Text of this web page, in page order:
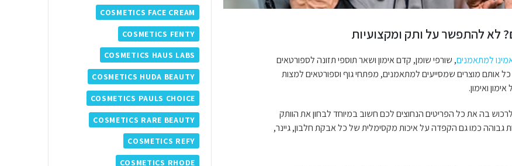
לא להתפשר על ותק ומקצועיות
למתאמנים, שורפי שומן, קדם אימון ושאר תוספי תזונה לספורטאים
אותם מוצרים שמסייעים למתאמנים, מפתחי גוף וספורטאים למצות
ואימון.
בה את כל הפריטים הנחוצים לכם חשוב במיוחד לבחון את הוותק
גבוהה כמו גם הקפדה על איכות מקסימלית של כל אבקת חלבון, גיינר,
COSMETICS FACE CREAM
COSMETICS FENTY
COSMETICS HAUS LABS
COSMETICS HUDA BEAUTY
COSMETICS PAULS CHOICE
COSMETICS RARE BEAUTY
COSMETICS REFY
COSMETICS RHODE